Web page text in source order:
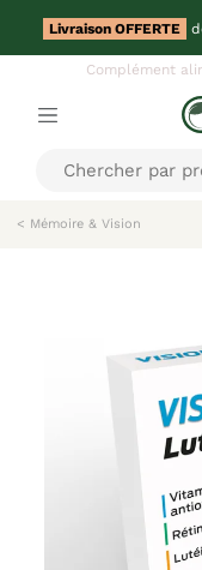
Livraison OFFERTE
Complément
< Mémoire & Vision